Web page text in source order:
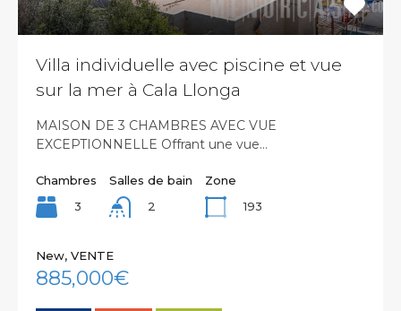
Villa individuelle avec piscine et vue
sur la mer à Cala Llonga
MAISON DE 3 CHAMBRES AVEC VUE
EXCEPTIONNELLE Offrant une vue…
Chambres
3
Salles de bain
2
Zone
193
New, VENTE
885,000€